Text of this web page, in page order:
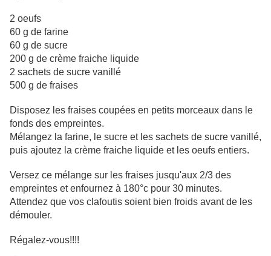
2 oeufs
60 g de farine
60 g de sucre
200 g de crème fraiche liquide
2 sachets de sucre vanillé
500 g de fraises
Disposez les fraises coupées en petits morceaux dans le
fonds des empreintes.
Mélangez la farine, le sucre et les sachets de sucre vanillé,
puis ajoutez la crème fraiche liquide et les oeufs entiers.
Versez ce mélange sur les fraises jusqu'aux 2/3 des
empreintes et enfournez à 180°c pour 30 minutes.
Attendez que vos clafoutis soient bien froids avant de les
démouler.
Régalez-vous!!!!